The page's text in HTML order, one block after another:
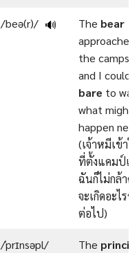
/beə(r)/ 🔊 The bear
approached
the
and I
bare to
what might
happen
(เจ้าหมีเข้าใ
ที่ตั้งแคมป์แ
ฉันก็ไม่กล้าดู
จะเกิดอะไรขึ้
ต่อไป)
/ˈprɪnsəpl/
The